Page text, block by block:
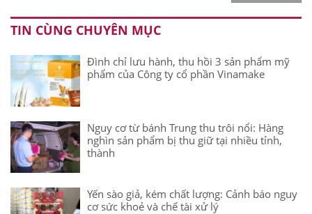
TIN CÙNG CHUYÊN MỤC
Đình chỉ lưu hành, thu hồi 3 sản phẩm mỹ
phẩm của Công ty cổ phần Vinamake
Nguy cơ từ bánh Trung thu trôi nổi: Hàng
nghìn sản phẩm bị thu giữ tại nhiều tỉnh,
thành
Yến sào giả, kém chất lượng: Cảnh báo nguy
cơ sức khoẻ và chế tài xử lý